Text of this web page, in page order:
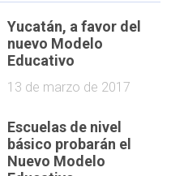
Yucatán, a favor del
nuevo Modelo
Educativo
13 de marzo de 2017
Escuelas de nivel
básico probarán el
Nuevo Modelo